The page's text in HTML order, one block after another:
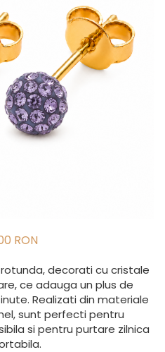
RON
decorati cu cristale
ce adauga un plus de
Realizati din materiale
sunt perfecti pentru
si pentru purtare zilnica